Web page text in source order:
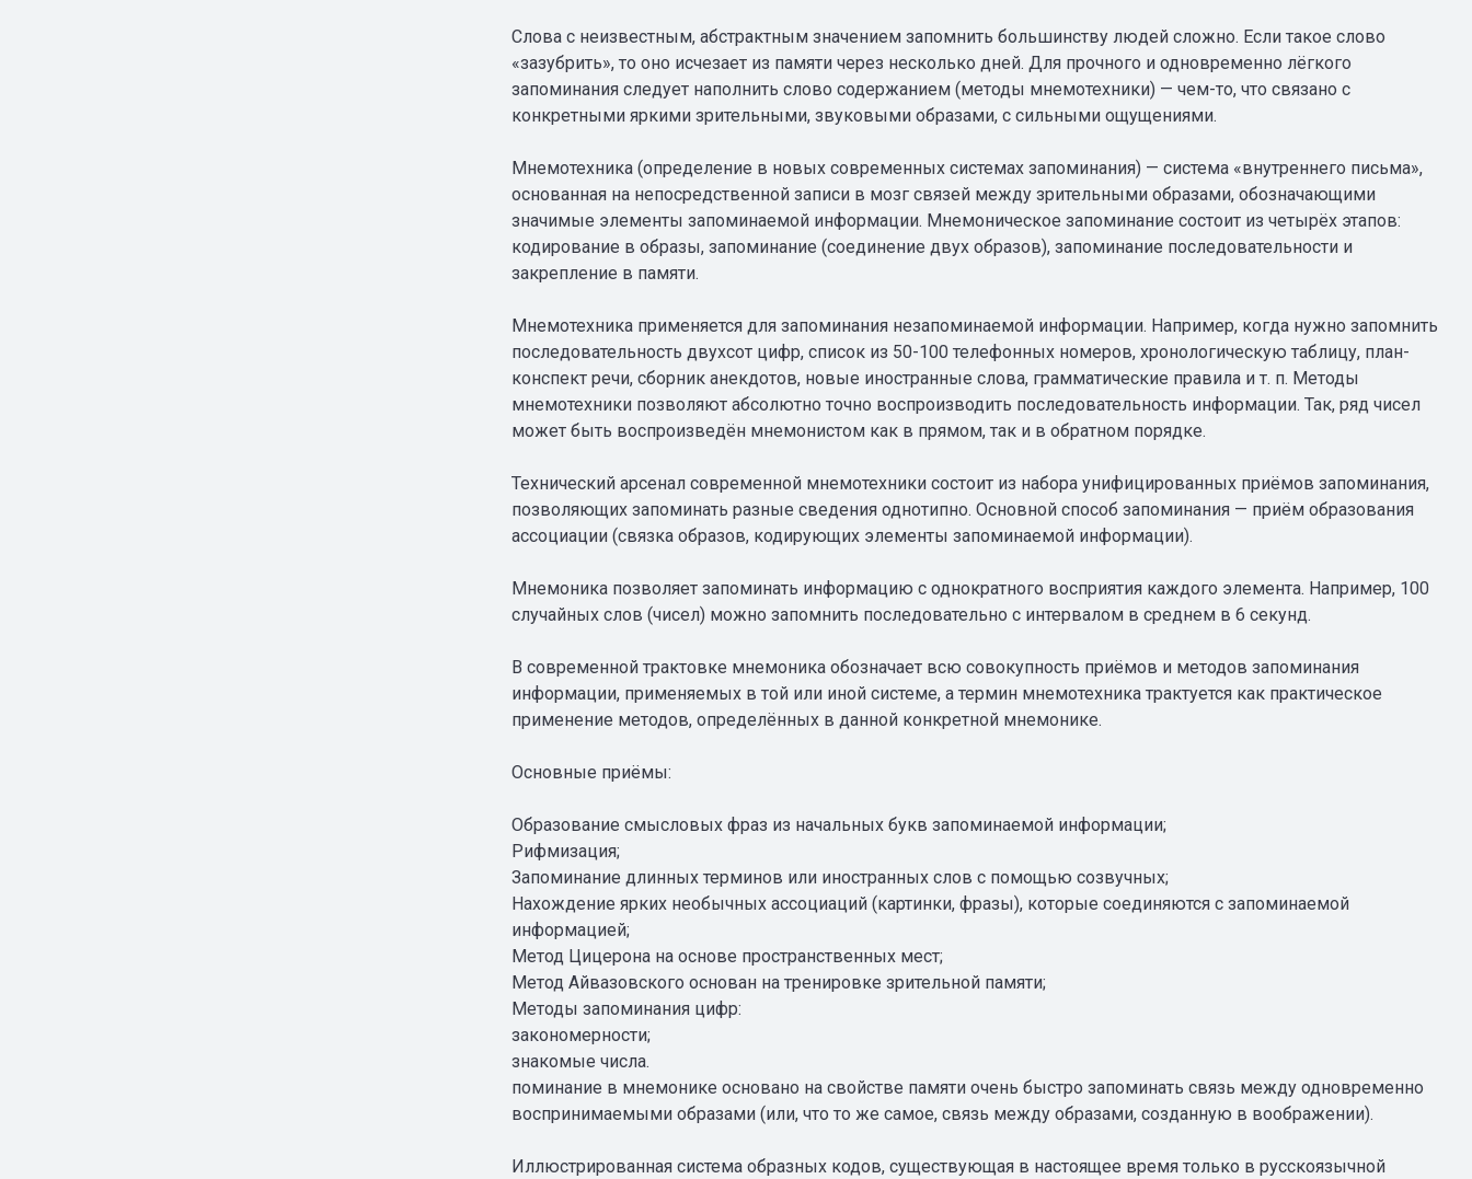
Слова с неизвестным, абстрактным значением запомнить большинству людей сложно. Если такое слово
«зазубрить», то оно исчезает из памяти через несколько дней. Для прочного и одновременно лёгкого
запоминания следует наполнить слово содержанием (методы мнемотехники) — чем-то, что связано с
конкретными яркими зрительными, звуковыми образами, с сильными ощущениями.
Мнемотехника (определение в новых современных системах запоминания) — система «внутреннего письма»,
основанная на непосредственной записи в мозг связей между зрительными образами, обозначающими
значимые элементы запоминаемой информации. Мнемоническое запоминание состоит из четырёх этапов:
кодирование в образы, запоминание (соединение двух образов), запоминание последовательности и
закрепление в памяти.
Мнемотехника применяется для запоминания незапоминаемой информации. Например, когда нужно запомнить
последовательность двухсот цифр, список из 50-100 телефонных номеров, хронологическую таблицу, план-
конспект речи, сборник анекдотов, новые иностранные слова, грамматические правила и т. п. Методы
мнемотехники позволяют абсолютно точно воспроизводить последовательность информации. Так, ряд чисел
может быть воспроизведён мнемонистом как в прямом, так и в обратном порядке.
Технический арсенал современной мнемотехники состоит из набора унифицированных приёмов запоминания,
позволяющих запоминать разные сведения однотипно. Основной способ запоминания — приём образования
ассоциации (связка образов, кодирующих элементы запоминаемой информации).
Мнемоника позволяет запоминать информацию с однократного восприятия каждого элемента. Например, 100
случайных слов (чисел) можно запомнить последовательно с интервалом в среднем в 6 секунд.
В современной трактовке мнемоника обозначает всю совокупность приёмов и методов запоминания
информации, применяемых в той или иной системе, а термин мнемотехника трактуется как практическое
применение методов, определённых в данной конкретной мнемонике.
Основные приёмы:
Образование смысловых фраз из начальных букв запоминаемой информации;
Рифмизация;
Запоминание длинных терминов или иностранных слов с помощью созвучных;
Нахождение ярких необычных ассоциаций (картинки, фразы), которые соединяются с запоминаемой
информацией;
Метод Цицерона на основе пространственных мест;
Метод Айвазовского основан на тренировке зрительной памяти;
Методы запоминания цифр:
закономерности;
знакомые числа.
поминание в мнемонике основано на свойстве памяти очень быстро запоминать связь между одновременно
воспринимаемыми образами (или, что то же самое, связь между образами, созданную в воображении).
Иллюстрированная система образных кодов, существующая в настоящее время только в русскоязычной